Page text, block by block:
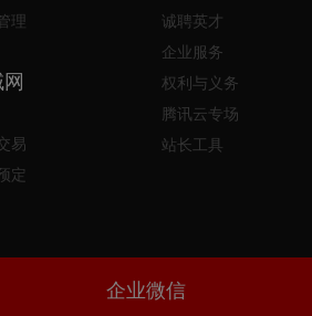
理
易
定
诚聘英才
企业服务
权利与义务
腾讯云专场
站长工具
企业微信